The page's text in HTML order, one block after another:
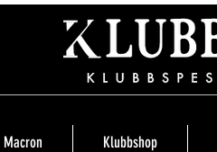
Macron Klubbshop